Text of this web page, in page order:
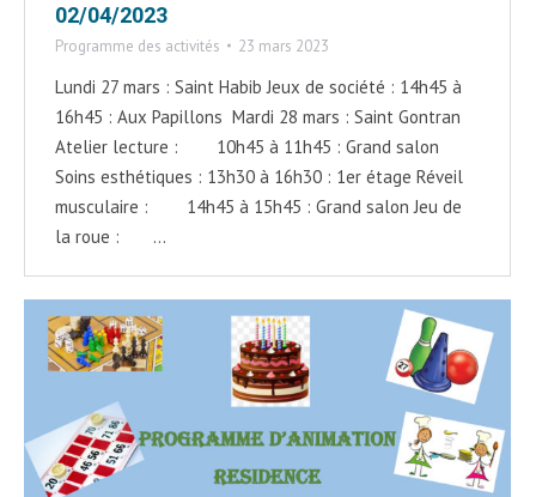
02/04/2023
Programme des activités 23 mars 2023
Lundi 27 mars : Saint Habib Jeux de société : 14h45 à
16h45 : Aux Papillons Mardi 28 mars : Saint Gontran
Atelier lecture : 10h45 à 11h45 : Grand salon
Soins esthétiques : 13h30 à 16h30 : 1er étage Réveil
musculaire : 14h45 à 15h45 : Grand salon Jeu de
la roue : …